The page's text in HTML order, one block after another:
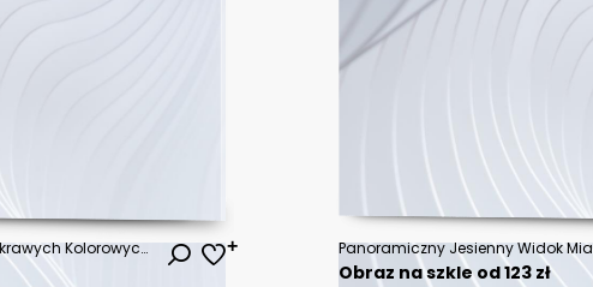
Naturalne Tło Pięknej Wróżki Jaskrawych Kolorowych Piór Na Białym Tle
Obraz na szkle od 123 zł